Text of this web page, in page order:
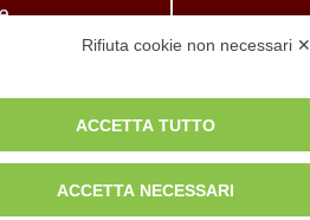
Rifiuta cookie non necessari ✕
ACCETTA TUTTO
ACCETTA NECESSARI